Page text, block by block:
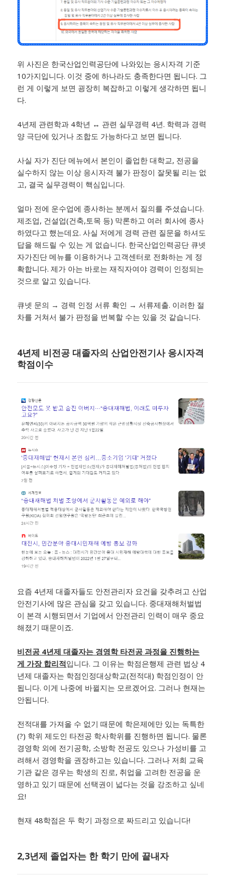
위 사진은 한국산업인력공단에 나와있는 응시자격 기준
10가지입니다. 이것 중에 하나라도 충족한다면 됩니다. 그
런 게 이렇게 보면 굉장히 복잡하고 이렇게 생각하면 됩니
다.
​4년제 관련학과 4학년 ↔ 관련 실무경력 4년. 학력과 경력
양 극단에 있거나 조합도 가능하다고 보면 됩니다.
​사실 자가 진단 메뉴에서 본인이 졸업한 대학교, 전공을
실수하지 않는 이상 응시자격 불가 판정이 잘못될 리는 없
고, 결국 실무경력이 핵심입니다.
​얼마 전에 운수업에 종사하는 분께서 질의를 주셨습니다.
제조업, 건설업(건축,토목 등) 막론하고 여러 회사에 종사
하였다고 했는데요. 사실 저에게 경력 관련 질문을 하셔도
답을 해드릴 수 있는 게 없습니다. 한국산업인력공단 큐넷
자가진단 메뉴를 이용하거나 고객센터로 전화하는 게 정
확합니다. 제가 아는 바로는 재직자여야 경력이 인정되는
것으로 알고 있습니다.
​큐넷 문의 → 경력 인정 서류 확인 → 서류제출. 이러한 절
차를 거쳐서 불가 판정을 번복할 수는 있을 것 같습니다.
4년제 비전공 대졸자의 산업안전기사 응시자격
학점이수
요즘 4년제 대졸자들도 안전관리자 요건을 갖추려고 산업
안전기사에 많은 관심을 갖고 있습니다. 중대재해처벌법
이 본격 시행되면서 기업에서 안전관리 인력이 매우 중요
해졌기 때문이죠.
​비전공 4년제 대졸자는 경영학 타전공 과정을 진행하는
게 가장 합리적입니다. 그 이유는 학점은행제 관련 법상 4
년제 대졸자는 학점인정대상학교(전적대) 학점인정이 안
됩니다. 이게 나중에 바뀔지는 모르겠어요. 그러나 현재는
안됩니다.
​전적대를 가져올 수 없기 때문에 학은제에만 있는 독특한
(?) 학위 제도인 타전공 학사학위를 진행하면 됩니다. 물론
경영학 외에 전기공학, 소방학 전공도 있으나 가성비를 고
려해서 경영학을 권장하고는 있습니다. 그러나 저희 교육
기관 같은 경우는 학생의 진로, 취업을 고려한 전공을 운
영하고 있기 때문에 선택권이 넓다는 것을 강조하고 싶네
요!
​현재 48학점은 두 학기 과정으로 짜드리고 있습니다!
2,3년제 졸업자는 한 학기 만에 끝내자